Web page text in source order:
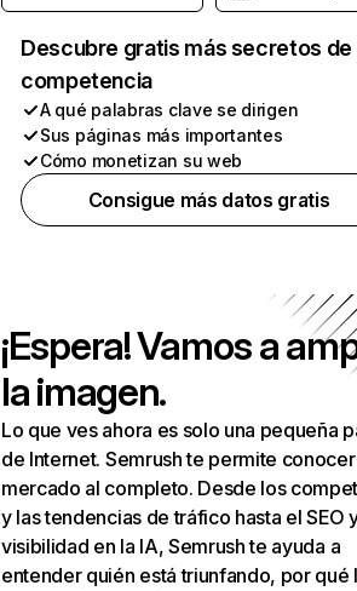
Descubre gratis más secretos de
competencia
A qué palabras clave se dirigen
Sus páginas más importantes
Cómo monetizan su web
Consigue más datos gratis
¡Espera! Vamos a
la imagen.
Lo que ves ahora es solo una pequeña
de Internet. Semrush te permite
mercado al completo. Desde los
y las tendencias de tráfico hasta el SEO
visibilidad en la IA, Semrush te ayuda a
entender quién está triunfando, por qué